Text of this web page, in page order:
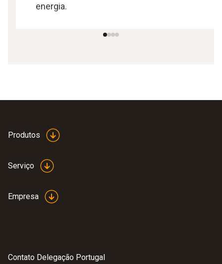
energia.
Produtos
Serviço
Empresa
Contato Delegação Portugal